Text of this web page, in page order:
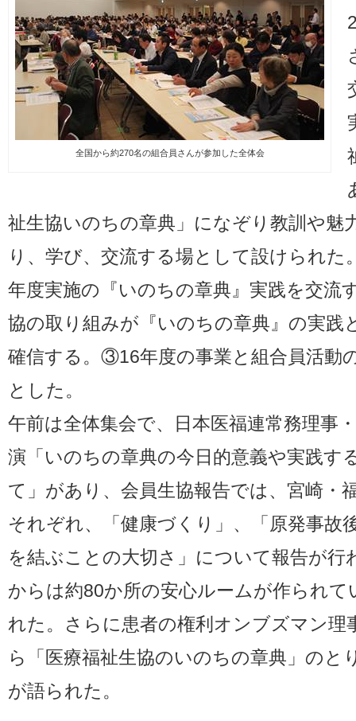
全国から約270名の組合員さんが参加した全体会
祉生協いのちの章典」になぞり教訓や魅
り、学び、交流する場として設けられ
年度実施の『いのちの章典』実践を交
協の取り組みが『いのちの章典』の実践
確信する。③16年度の事業と組合員活動
とした。
午前は全体集会で、日本医福連常務理事
演「いのちの章典の今日的意義や実践す
て」があり、会員生協報告では、宮崎・
それぞれ、「健康づくり」、「原発事故
を結ぶことの大切さ」について報告が行
からは約80か所の安心ルームが作られ
れた。さらに患者の権利オンブズマン理
ら「医療福祉生協のいのちの章典」のと
が語られた。